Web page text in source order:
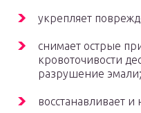
укрепляет
снимает острые
кровоточивости
разрушение эмали;
восстанавливает